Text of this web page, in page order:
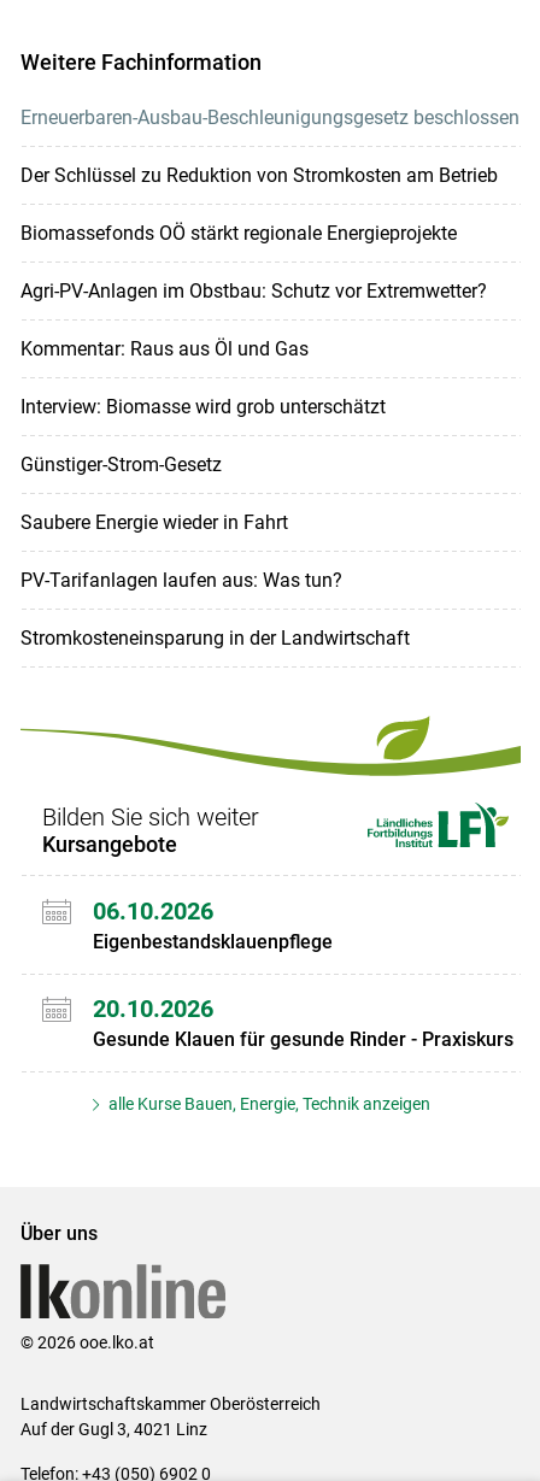
Weitere Fachinformation
Erneuerbaren-Ausbau-Beschleunigungsgesetz beschlossen
Der Schlüssel zu Reduktion von Stromkosten am Betrieb
Biomassefonds OÖ stärkt regionale Energieprojekte
Agri-PV-Anlagen im Obstbau: Schutz vor Extremwetter?
Kommentar: Raus aus Öl und Gas
Interview: Biomasse wird grob unterschätzt
Günstiger-Strom-Gesetz
Saubere Energie wieder in Fahrt
PV-Tarifanlagen laufen aus: Was tun?
Stromkosteneinsparung in der Landwirtschaft
Bilden Sie sich weiter
Kursangebote
06.10.2026
Eigenbestandsklauenpflege
20.10.2026
Gesunde Klauen für gesunde Rinder - Praxiskurs
alle Kurse Bauen, Energie, Technik anzeigen
Über uns
© 2026 ooe.lko.at
Landwirtschaftskammer Oberösterreich
Auf der Gugl 3, 4021 Linz
Telefon: +43 (050) 6902 0